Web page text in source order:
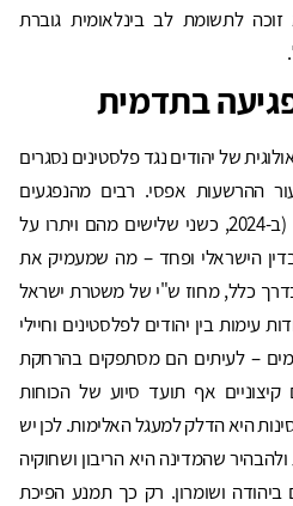
לתשומת לב בינלאומית גוברת
בתדמית
של יהודים נגד פלסטינים נסגרים
ההרשעות אפסי. רבים מהנפגעים
הפלסטינים כלל אינם מתלוננים (ב-2024, כשני שלישים מהם ויתרו על
הישראלי ופחד – מה שמעמיק את
כלל, מחוז ש"י של משטרת ישראל
עימות בין יהודים לפלסטינים וחיילי
– לעיתים הם מסתפקים בהרחקת
אף תועד סיוע של הכוחות
היא הדלק למעגל האלימות. לכן יש
שהמדינה היא הריבון ושחוקיה
ושומרון. רק כך תמנע הפיכת